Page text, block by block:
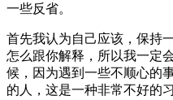
一些反省。
首先我认为自己应该，保持
怎么跟你解释，所以我一定
候，因为遇到一些不顺心的
的人，这是一种非常不好的